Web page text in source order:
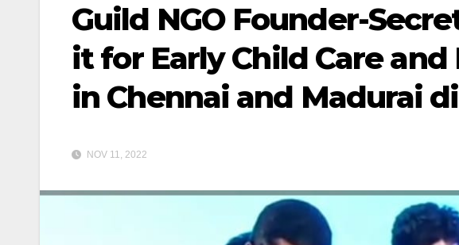
Guild NGO Founder-
it for Early Child Care
in Chennai and Madurai
NOV 11, 2022